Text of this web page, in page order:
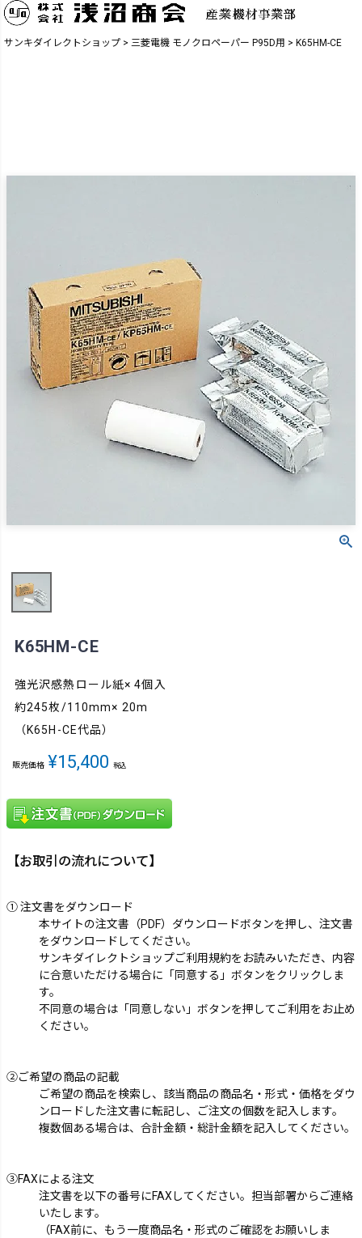
サンキダイレクトショップ 三菱電機 モノクロペーパー P95D用 K65HM-CE
K65HM-CE
強光沢感熱ロール紙× 4個入
約245枚/110mm× 20m
（K65H-CE代品）
販売価格 ¥15,400 税込
【お取引の流れについて】
① 注文書をダウンロード
本サイトの注文書（PDF）ダウンロードボタンを押し、注文書
をダウンロードしてください。
サンキダイレクトショップご利用規約をお読みいただき、内容
に合意いただける場合に「同意する」ボタンをクリックしま
す。
不同意の場合は「同意しない」ボタンを押してご利用をお止め
ください。
②ご希望の商品の記載
ご希望の商品を検索し、該当商品の商品名・形式・価格をダウ
ンロードした注文書に転記し、ご注文の個数を記入します。
複数個ある場合は、合計金額・総計金額を記入してください。
③FAXによる注文
注文書を以下の番号にFAXしてください。担当部署からご連絡
いたします。
（FAX前に、もう一度商品名・形式のご確認をお願いしま